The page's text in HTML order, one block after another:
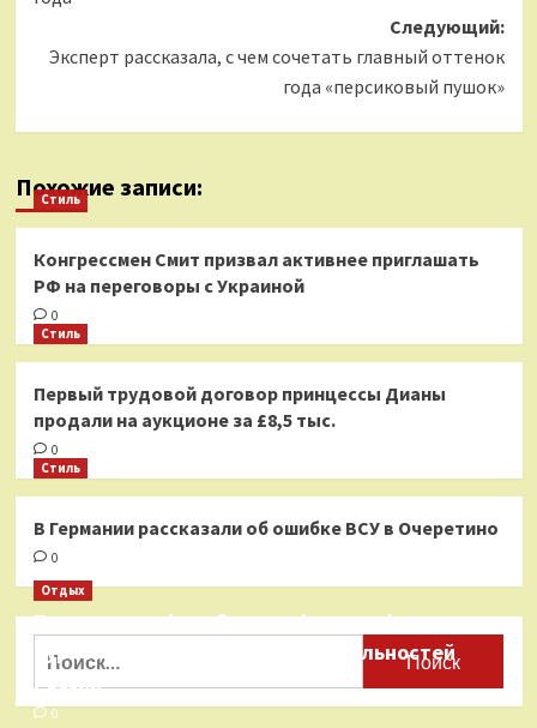
Следующий:
Эксперт рассказала, с чем сочетать главный оттенок
года «персиковый пушок»
Похожие записи:
Стиль
Конгрессмен Смит призвал активнее приглашать
РФ на переговоры с Украиной
0
Стиль
Первый трудовой договор принцессы Дианы
продали на аукционе за £8,5 тыс.
0
Стиль
В Германии рассказали об ошибке ВСУ в Очеретино
0
Отдых
Бесплатные фотобанки с фотографиями
туристических достопримечательностей
России
0